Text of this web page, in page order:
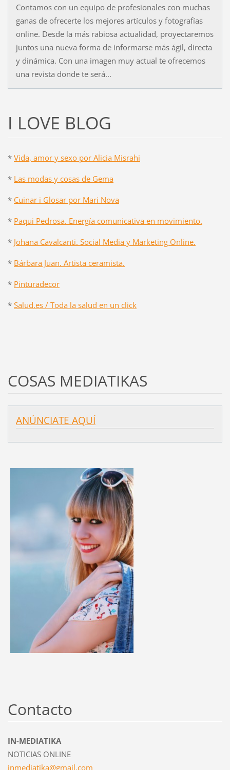
Contamos con un equipo de profesionales con muchas
ganas de ofrecerte los mejores artículos y fotografías
online. Desde la más rabiosa actualidad, proyectaremos
juntos una nueva forma de informarse más ágil, directa
y dinámica. Con una imagen muy actual te ofrecemos
una revista donde te será...
I LOVE BLOG
* Vida, amor y sexo por Alicia Misrahi
* Las modas y cosas de Gema
* Cuinar i Glosar por Mari Nova
* Paqui Pedrosa. Energía comunicativa en movimiento.
* Johana Cavalcanti. Social Media y Marketing Online.
* Bárbara Juan. Artista ceramista.
* Pinturadecor
* Salud.es / Toda la salud en un click
COSAS MEDIATIKAS
ANÚNCIATE AQUÍ
Contacto
IN-MEDIATIKA
NOTICIAS ONLINE
inmediatika@gmail.com